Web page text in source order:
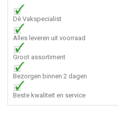
Dè Vakspecialist
Alles leveren uit voorraad
Groot assortiment
Bezorgen binnen 2 dagen
Beste kwaliteit en service